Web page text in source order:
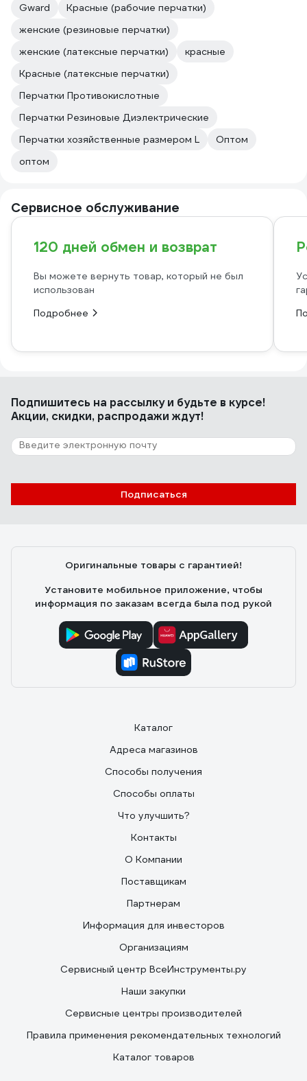
Gward
Красные (рабочие перчатки)
женские (резиновые перчатки)
женские (латексные перчатки)
красные
Красные (латексные перчатки)
Перчатки Противокислотные
Перчатки Резиновые Диэлектрические
Перчатки хозяйственные размером L
Оптом
оптом
Сервисное обслуживание
120 дней обмен и возврат
Вы можете вернуть товар, который не был
использован
Подробнее
Подпишитесь на рассылкуи будьте в курсе!
Акции, скидки, распродажи ждут!
Подписаться
Оригинальные товары с гарантией!
Установите мобильное приложение, чтобы
информация по заказам всегда была под рукой
Каталог
Адреса магазинов
Способы получения
Способы оплаты
Что улучшить?
Контакты
О Компании
Поставщикам
Партнерам
Информация для инвесторов
Организациям
Сервисный центр ВсеИнструменты.ру
Наши закупки
Сервисные центры производителей
Правила применения рекомендательных технологий
Каталог товаров